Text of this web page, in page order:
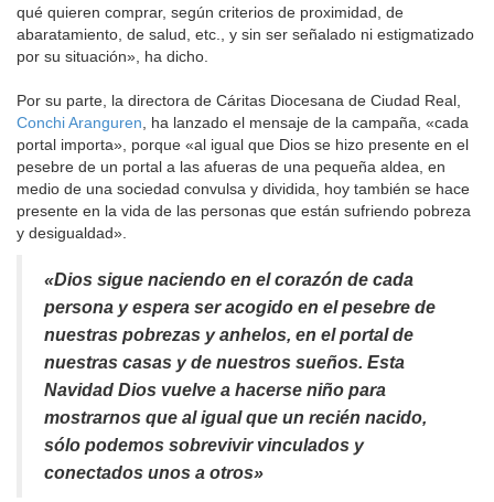
qué quieren comprar, según criterios de proximidad, de
abaratamiento, de salud, etc., y sin ser señalado ni estigmatizado
por su situación», ha dicho.
Por su parte, la directora de Cáritas Diocesana de Ciudad Real,
Conchi Aranguren , ha lanzado el mensaje de la campaña, «cada
portal importa», porque «al igual que Dios se hizo presente en el
pesebre de un portal a las afueras de una pequeña aldea, en
medio de una sociedad convulsa y dividida, hoy también se hace
presente en la vida de las personas que están sufriendo pobreza
y desigualdad».
«Dios sigue naciendo en el corazón de cada
persona y espera ser acogido en el pesebre de
nuestras pobrezas y anhelos, en el portal de
nuestras casas y de nuestros sueños. Esta
Navidad Dios vuelve a hacerse niño para
mostrarnos que al igual que un recién nacido,
sólo podemos sobrevivir vinculados y
conectados unos a otros»